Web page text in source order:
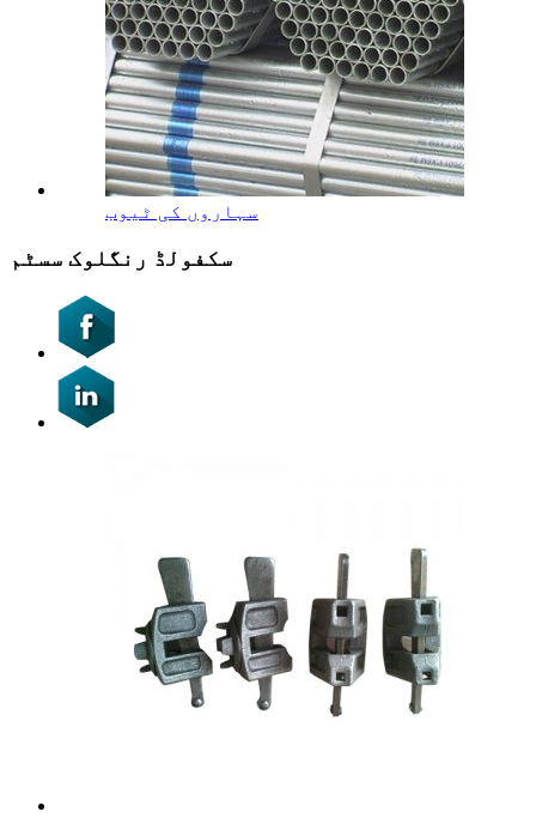
سہاروں کی ٹیوب
سکفولڈ رنگلوک سسٹم